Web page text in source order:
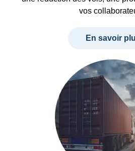
vos
En savoir